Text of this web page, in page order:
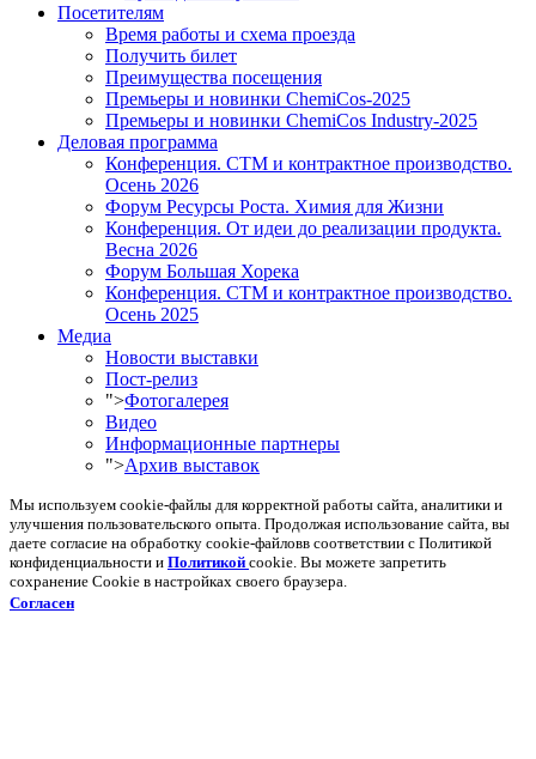
Посетителям
Время работы и схема проезда
Получить билет
Преимущества посещения
Премьеры и новинки ChemiCos-2025
Премьеры и новинки ChemiCos Industry-2025
Деловая программа
Конференция. СТМ и контрактное производство.
Осень 2026
Форум Ресурсы Роста. Химия для Жизни
Конференция. От идеи до реализации продукта.
Весна 2026
Форум Большая Хорека
Конференция. СТМ и контрактное производство.
Осень 2025
Медиа
Новости выставки
Пост-релиз
">Фотогалерея
Видео
Информационные партнеры
">Архив выставок
Мы используем cookie-файлы для корректной работы сайта, аналитики и
улучшения пользовательского опыта. Продолжая использование сайта, вы
даете согласие на обработку cookie-файловв соответствии с Политикой
конфиденциальности и Политикой cookie. Вы можете запретить
сохранение Cookie в настройках своего браузера.
Согласен